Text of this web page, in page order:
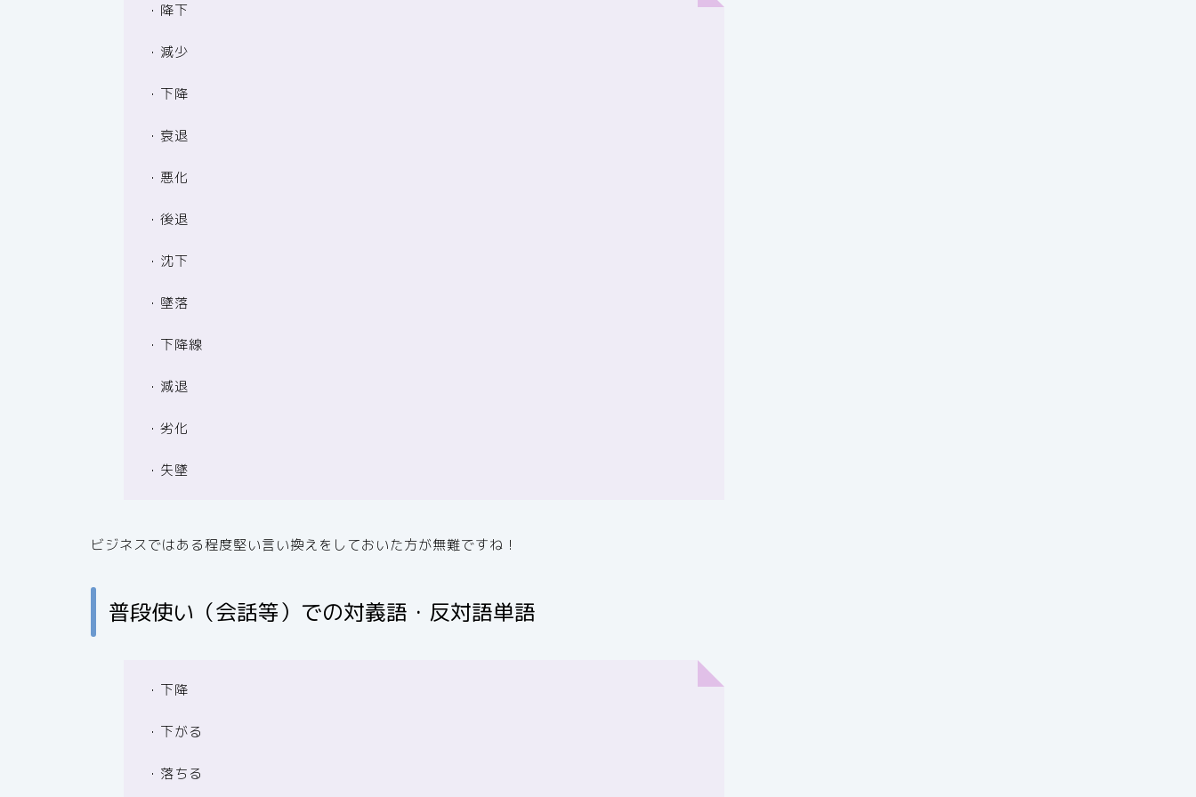
・降下
・減少
・下降
・衰退
・悪化
・後退
・沈下
・墜落
・下降線
・減退
・劣化
・失墜
ビジネスではある程度堅い言い換えをしておいた方が無難ですね！
普段使い（会話等）での対義語・反対語単語
・下降
・下がる
・落ちる